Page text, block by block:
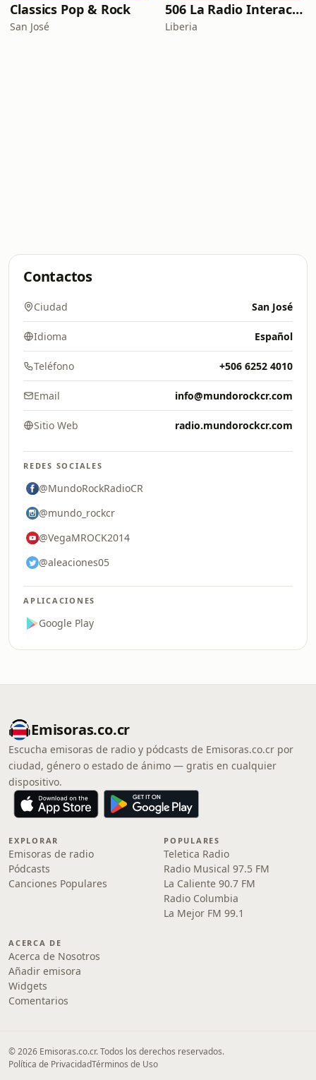
Classics Pop & Rock
San José
506 La Radio Interactiva
Liberia
Contactos
Ciudad San José
Idioma Español
Teléfono +506 6252 4010
Email info@mundorockcr.com
Sitio Web radio.mundorockcr.com
REDES SOCIALES
@MundoRockRadioCR
@mundo_rockcr
@VegaMROCK2014
@aleaciones05
APLICACIONES
Google Play
Emisoras.co.cr
Escucha emisoras de radio y pódcasts de Emisoras.co.cr por
ciudad, género o estado de ánimo — gratis en cualquier
dispositivo.
EXPLORAR
Emisoras de radio
Pódcasts
Canciones Populares
POPULARES
Teletica Radio
Radio Musical 97.5 FM
La Caliente 90.7 FM
Radio Columbia
La Mejor FM 99.1
ACERCA DE
Acerca de Nosotros
Añadir emisora
Widgets
Comentarios
© 2026 Emisoras.co.cr. Todos los derechos reservados.
Política de PrivacidadTérminos de Uso